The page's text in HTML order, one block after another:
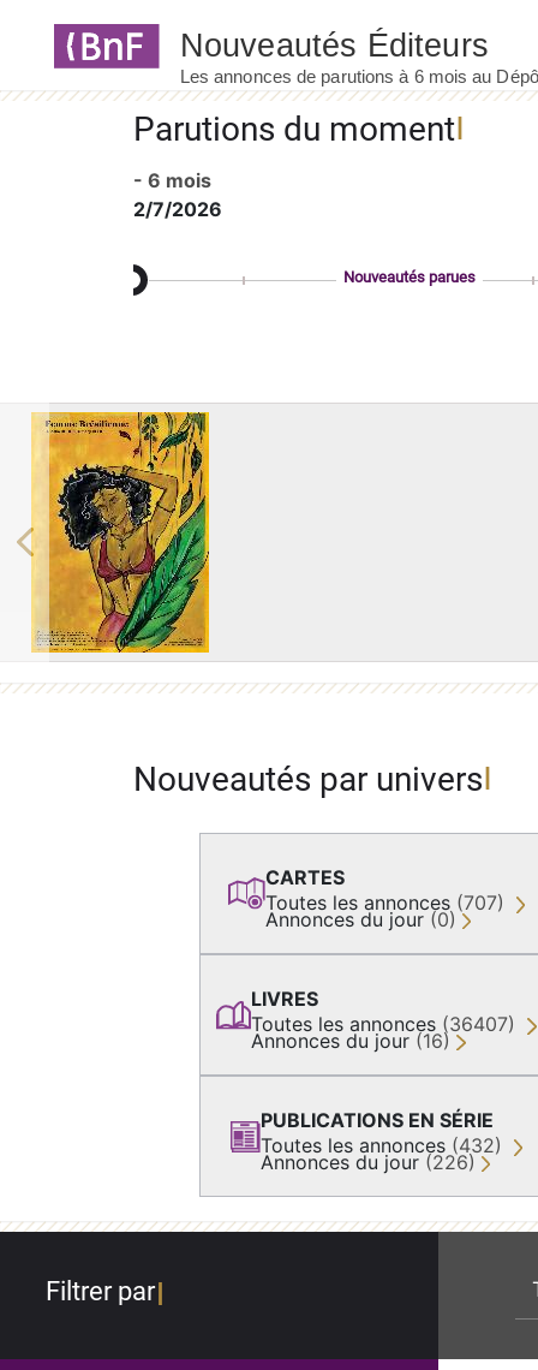
Parutions du moment
- 6 mois
2/7/2026
Nouveautés parues
Previous
Nouveautés par univers
CARTES
Toutes les annonces (707)
Annonces du jour (0)
LIVRES
Toutes les annonces (36407)
Annonces du jour (16)
PUBLICATIONS EN SÉRIE
Toutes les annonces (432)
Annonces du jour (226)
Filtrer par